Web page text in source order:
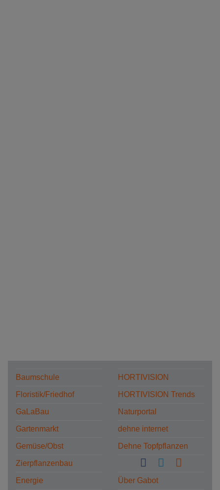
Baumschule
Floristik/Friedhof
GaLaBau
Gartenmarkt
Gemüse/Obst
Zierpflanzenbau
Energie
HORTIVISION
HORTIVISION Trends
Naturportal
dehne internet
Dehne Topfpflanzen
Über Gabot